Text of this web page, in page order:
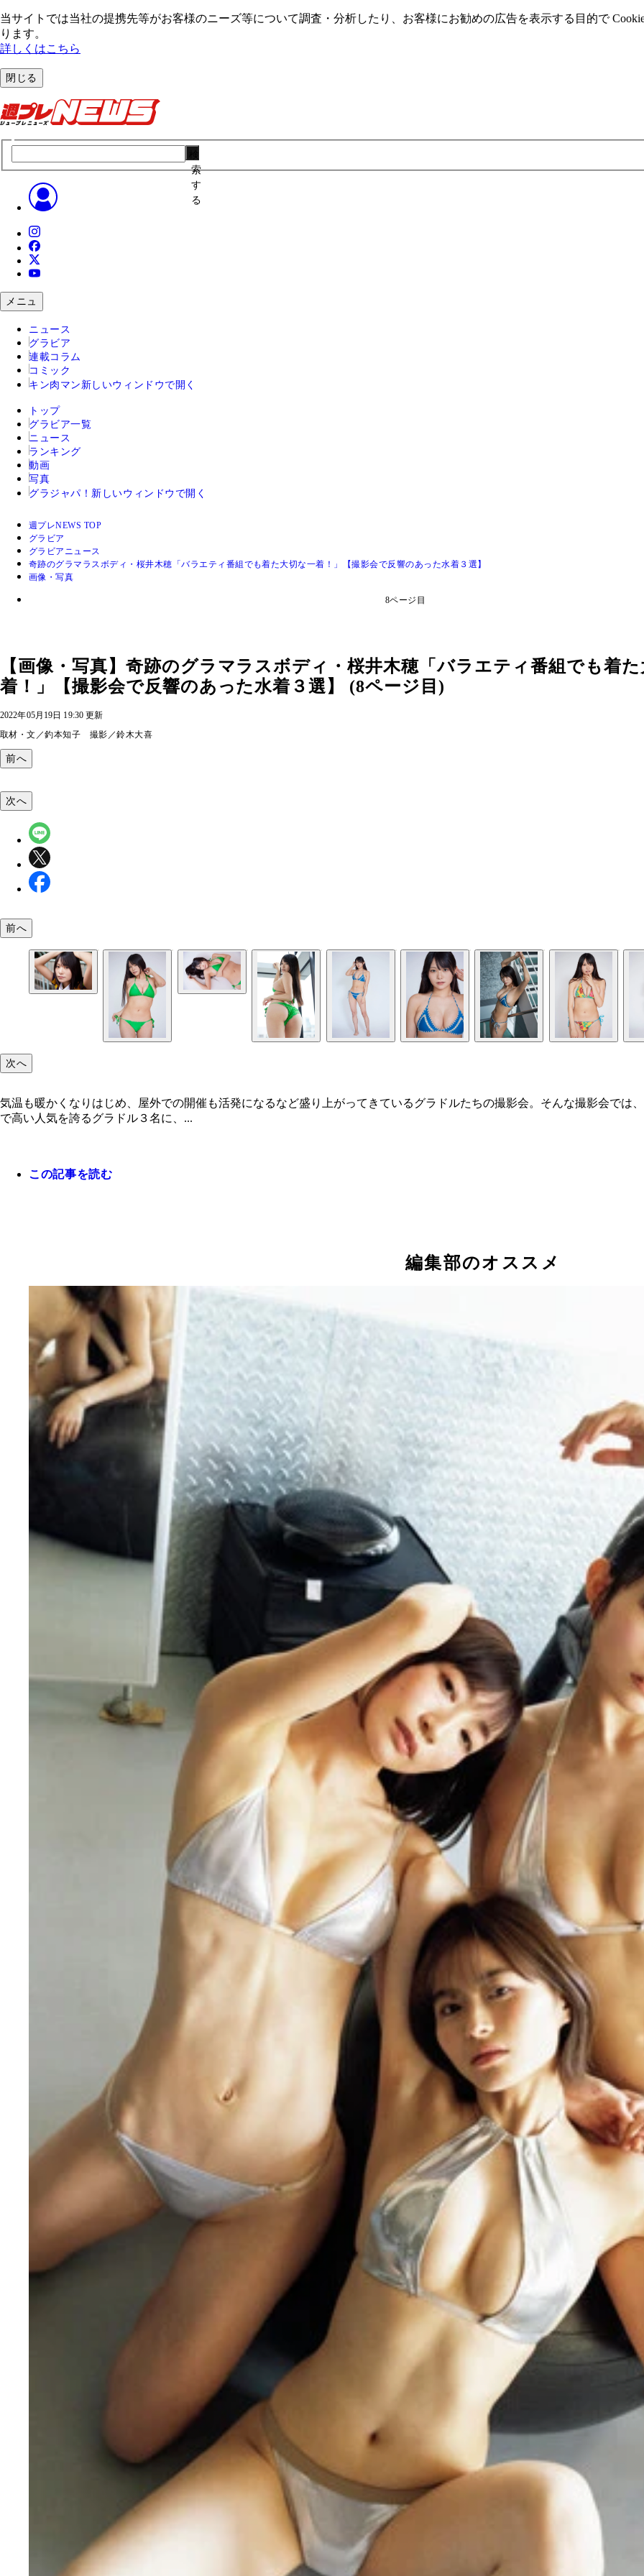
当サイトでは当社の提携先等がお客様のニーズ等について調査・分析したり、お客様にお勧めの広告を表⽰する⽬的で
ります。
詳しくはこちら
閉じる
索
す
る
メニュ
ニュース
グラビア
連載コラム
コミック
キン肉マン 新しいウィンドウで開く
トップ
グラビア一覧
ニュース
ランキング
動画
写真
グラジャパ！ 新しいウィンドウで開く
週プレNEWS TOP
グラビア
グラビアニュース
奇跡のグラマラスボディ・桜井木穂「バラエティ番組でも着た大切な一着！」【撮影会で反響のあった水着３選】
画像・写真
8ページ目
【画像・写真】奇跡のグラマラスボディ・桜井木穂「バラエティ番組でも着
着！」【撮影会で反響のあった水着３選】 (8ページ目)
2022年05月19日 19:30 更新
取材・文／釣本知子 撮影／鈴木大喜
前へ
次へ
前へ
次へ
気温も暖かくなりはじめ、屋外での開催も活発になるなど盛り上がってきているグラドルたちの撮影会。そんな撮影会で
で高い人気を誇るグラドル３名に、...
この記事を読む
編集部のオススメ